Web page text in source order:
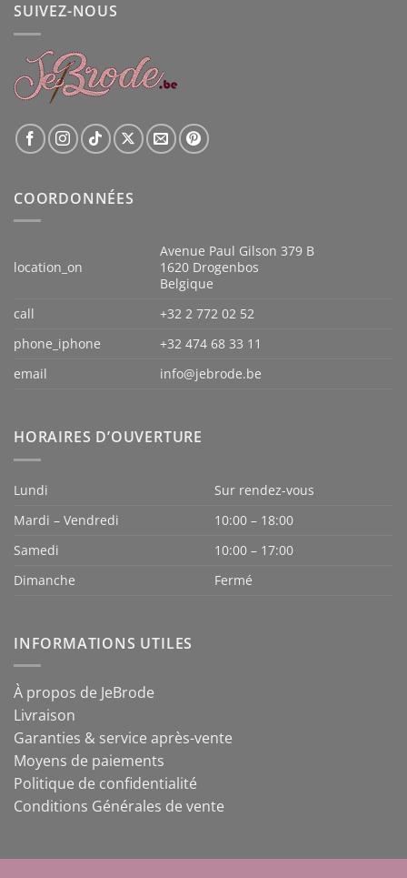
SUIVEZ-NOUS
COORDONNÉES
location_on
Avenue Paul Gilson 379 B
1620 Drogenbos
Belgique
call
+32 2 772 02 52
phone_iphone
+32 474 68 33 11
email
info@jebrode.be
HORAIRES D’OUVERTURE
Lundi
Sur rendez-vous
Mardi – Vendredi
10:00 – 18:00
Samedi
10:00 – 17:00
Dimanche
Fermé
INFORMATIONS UTILES
À propos de JeBrode
Livraison
Garanties & service après-vente
Moyens de paiements
Politique de confidentialité
Conditions Générales de vente